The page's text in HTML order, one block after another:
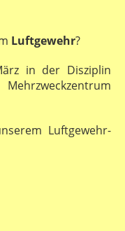
Luftgewehr?
in der Disziplin
Luftgewehr-